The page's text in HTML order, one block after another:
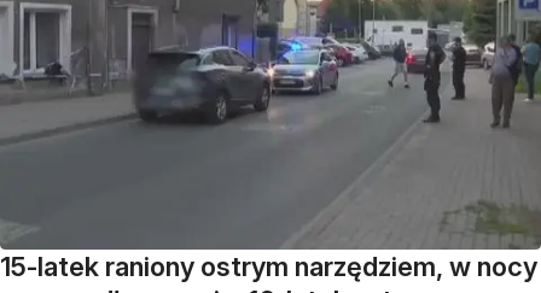
15-latek raniony ostrym narzędziem, w nocy